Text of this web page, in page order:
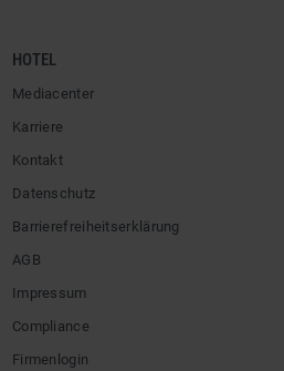
HOTEL
Mediacenter
Karriere
Kontakt
Datenschutz
Barrierefreiheitserklärung
AGB
Impressum
Compliance
Firmenlogin